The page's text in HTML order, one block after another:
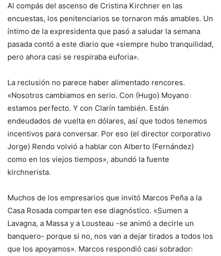
Al compás del ascenso de Cristina Kirchner en las
encuestas, los penitenciarios se tornaron más amables. Un
íntimo de la expresidenta que pasó a saludar la semana
pasada contó a este diario que «siempre hubo tranquilidad,
pero ahora casi se respiraba euforia».
La reclusión no parece haber alimentado rencores.
«Nosotros cambiamos en serio. Con (Hugo) Moyano
estamos perfecto. Y con Clarín también. Están
endeudados de vuelta en dólares, así que todos tenemos
incentivos para conversar. Por eso (el director corporativo
Jorge) Rendo volvió a hablar con Alberto (Fernández)
como en los viejos tiempos», abundó la fuente
kirchnerista.
Muchos de los empresarios que invitó Marcos Peña a la
Casa Rosada comparten ese diagnóstico. «Sumen a
Lavagna, a Massa y a Lousteau -se animó a decirle un
banquero- porque si no, nos van a dejar tirados a todos los
que los apoyamos». Marcos respondió casi sobrador: